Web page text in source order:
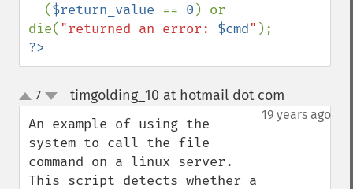
  (
$return_value == 0 ) or
die( "returned an error: $cmd"
?>
up
down
7 timgolding_10 at hotmail dot com
19 years ago
An example of using the
system to call the file
command on a linux server.
This script detects whether a